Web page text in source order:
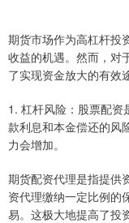
期货市场作为高杠杆投
收益的机遇。然而，对
了实现资金放大的有效
1. 杠杆风险：股票配资
款利息和本金偿还的风
力会增加。
期货配资代理是指提供
资代理缴纳一定比例的
易。这极大地提高了投